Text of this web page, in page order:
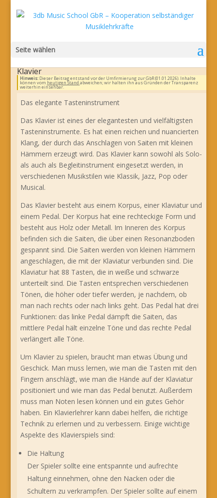
Seite wählen
Klavier
Hinweis:Dieser Beitrag entstand vor der Umfirmierung zur GbR (01.01.2026). Inhalte
können vom heutigen Stand abweichen; wir halten ihn aus Gründen der Transparenz
weiterhin einsehbar.
Das elegante Tasteninstrument
Das Klavier ist eines der elegantesten und vielfältigsten
Tasteninstrumente. Es hat einen reichen und nuancierten
Klang, der durch das Anschlagen von Saiten mit kleinen
Hämmern erzeugt wird. Das Klavier kann sowohl als Solo-
als auch als Begleitinstrument eingesetzt werden, in
verschiedenen Musikstilen wie Klassik, Jazz, Pop oder
Musical.
Das Klavier besteht aus einem Korpus, einer Klaviatur und
einem Pedal. Der Korpus hat eine rechteckige Form und
besteht aus Holz oder Metall. Im Inneren des Korpus
befinden sich die Saiten, die über einen Resonanzboden
gespannt sind. Die Saiten werden von kleinen Hämmern
angeschlagen, die mit der Klaviatur verbunden sind. Die
Klaviatur hat 88 Tasten, die in weiße und schwarze
unterteilt sind. Die Tasten entsprechen verschiedenen
Tönen, die höher oder tiefer werden, je nachdem, ob
man nach rechts oder nach links geht. Das Pedal hat drei
Funktionen: das linke Pedal dämpft die Saiten, das
mittlere Pedal hält einzelne Töne und das rechte Pedal
verlängert alle Töne.
Um Klavier zu spielen, braucht man etwas Übung und
Geschick. Man muss lernen, wie man die Tasten mit den
Fingern anschlägt, wie man die Hände auf der Klaviatur
positioniert und wie man das Pedal benutzt. Außerdem
muss man Noten lesen können und ein gutes Gehör
haben. Ein Klavierlehrer kann dabei helfen, die richtige
Technik zu erlernen und zu verbessern. Einige wichtige
Aspekte des Klavierspiels sind:
Die Haltung
Der Spieler sollte eine entspannte und aufrechte
Haltung einnehmen, ohne den Nacken oder die
Schultern zu verkrampfen. Der Spieler sollte auf einem